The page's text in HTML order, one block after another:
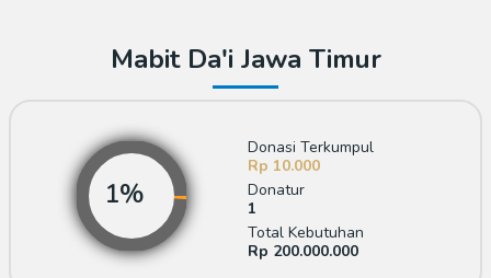
Mabit Da'i Jawa Timur
Donasi Terkumpul
Rp 10.000
Donatur
1
Total Kebutuhan
Rp 200.000.000